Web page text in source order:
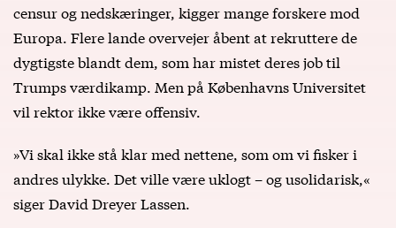
censur og nedskæringer, kigger mange forskere mod
Europa. Flere lande overvejer åbent at rekruttere de
dygtigste blandt dem, som har mistet deres job til
Trumps værdikamp. Men på Københavns Universitet
vil rektor ikke være offensiv.
»Vi skal ikke stå klar med nettene, som om vi fisker i
andres ulykke. Det ville være uklogt – og usolidarisk,«
siger David Dreyer Lassen.